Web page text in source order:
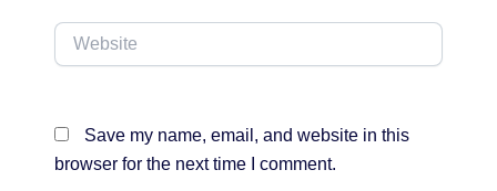
Website
Save my name, email, and website in this
browser for the next time I comment.